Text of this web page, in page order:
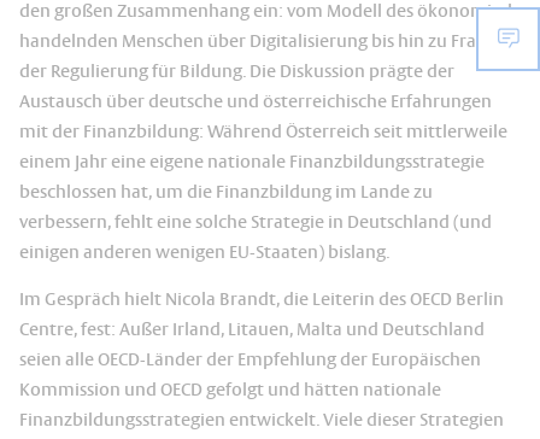
den großen Zusammenhang ein: vom Modell des ökonomisch
handelnden Menschen über Digitalisierung bis hin zu Fragen
der Regulierung für Bildung. Die Diskussion prägte der
Austausch über deutsche und österreichische Erfahrungen
mit der Finanzbildung: Während Österreich seit mittlerweile
einem Jahr eine eigene nationale Finanzbildungsstrategie
beschlossen hat, um die Finanzbildung im Lande zu
verbessern, fehlt eine solche Strategie in Deutschland (und
einigen anderen wenigen EU-Staaten) bislang.
Im Gespräch hielt Nicola Brandt, die Leiterin des OECD Berlin
Centre, fest: Außer Irland, Litauen, Malta und Deutschland
seien alle OECD-Länder der Empfehlung der Europäischen
Kommission und OECD gefolgt und hätten nationale
Finanzbildungsstrategien entwickelt. Viele dieser Strategien